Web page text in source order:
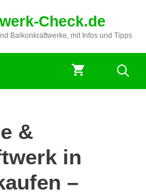
Check.de
Balkonkraftwerke, mit Infos und Tipps
&
in
–